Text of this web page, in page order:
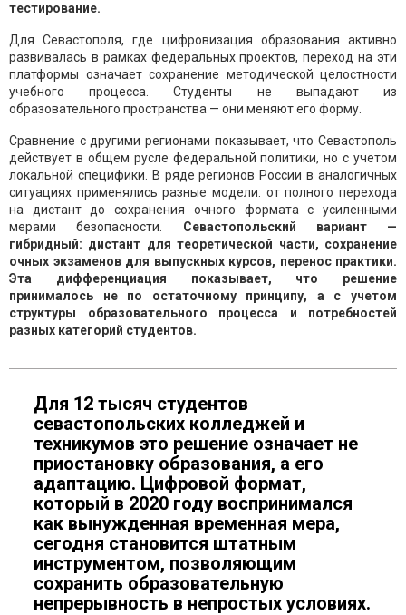
тестирование.
Для Севастополя, где цифровизация образования активно
развивалась в рамках федеральных проектов, переход на эти
платформы означает сохранение методической целостности
учебного процесса. Студенты не выпадают из
образовательного пространства — они меняют его форму.
Сравнение с другими регионами показывает, что Севастополь
действует в общем русле федеральной политики, но с учетом
локальной специфики. В ряде регионов России в аналогичных
ситуациях применялись разные модели: от полного перехода
на дистант до сохранения очного формата с усиленными
мерами безопасности.
Севастопольский вариант —
гибридный: дистант для теоретической части, сохранение
очных экзаменов для выпускных курсов, перенос практики.
Эта дифференциация показывает, что решение
принималось не по остаточному принципу, а с учетом
структуры образовательного процесса и потребностей
разных категорий студентов.
Для 12 тысяч студентов
севастопольских колледжей и
техникумов это решение означает не
приостановку образования, а его
адаптацию. Цифровой формат,
который в 2020 году воспринимался
как вынужденная временная мера,
сегодня становится штатным
инструментом, позволяющим
сохранить образовательную
непрерывность в непростых условиях.